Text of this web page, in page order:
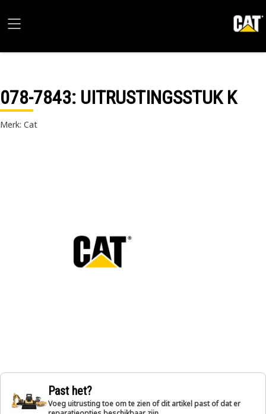
078-7843: UITRUSTINGSSTUK K
Merk: Cat
Past het?
Voeg uitrusting toe om te zien of dit artikel past of dat er